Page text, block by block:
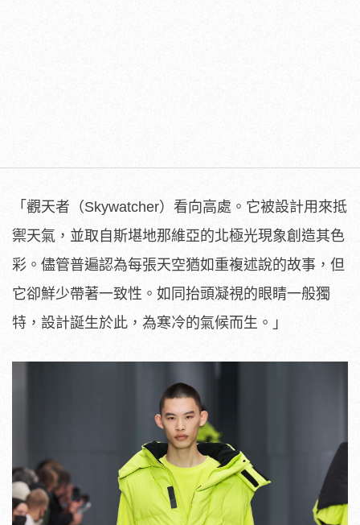
「觀天者（Skywatcher）看向高處。它被設計用來抵
禦天氣，並取自斯堪地那維亞的北極光現象創造其色
彩。儘管普遍認為每張天空猶如重複述說的故事，但
它卻鮮少帶著一致性。如同抬頭凝視的眼睛一般獨
特，設計誕生於此，為寒冷的氣候而生。」